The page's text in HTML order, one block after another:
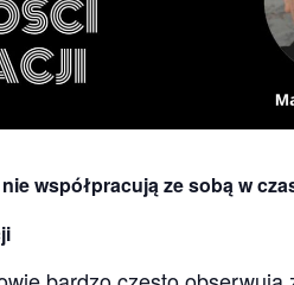
współpracują ze sobą w